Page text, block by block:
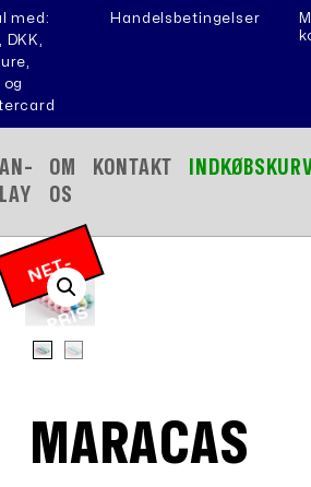
med:
DKK,
og
Handelsbetingelser
OM
OS
KONTAKT
N
E
T
-
P
RI
S
MARACAS